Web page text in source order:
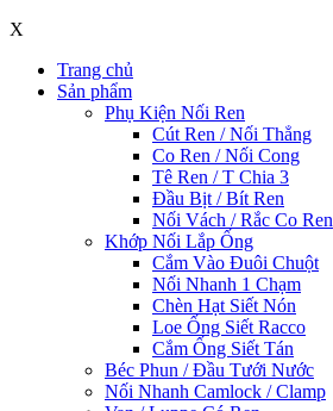
X
Trang chủ
Sản phẩm
Phụ Kiện Nối Ren
Cút Ren / Nối Thẳng
Co Ren / Nối Cong
Tê Ren / T Chia 3
Đầu Bịt / Bít Ren
Nối Vách / Rắc Co Ren
Khớp Nối Lắp Ống
Cắm Vào Đuôi Chuột
Nối Nhanh 1 Chạm
Chèn Hạt Siết Nón
Loe Ống Siết Racco
Cắm Ống Siết Tán
Béc Phun / Đầu Tưới Nước
Nối Nhanh Camlock / Clamp